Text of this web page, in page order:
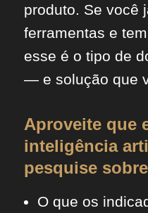
produto. Se você
ferramentas e
esse é o tipo de
— e solução que
Aproveite que
inteligência
pesquise
O que os